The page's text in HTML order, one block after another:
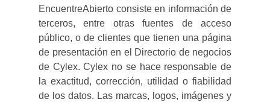
EncuentreAbierto consiste en información de
terceros, entre otras fuentes de acceso
público, o de clientes que tienen una página
de presentación en el Directorio de negocios
de Cylex. Cylex no se hace responsable de
la exactitud, corrección, utilidad o fiabilidad
de los datos. Las marcas, logos, imágenes y